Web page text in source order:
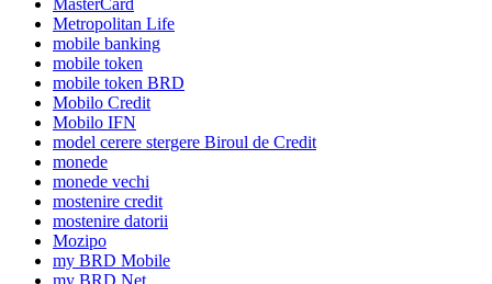
Metropolitan Life
mobile banking
mobile token
mobile token BRD
Mobilo Credit
Mobilo IFN
model cerere stergere Biroul de Credit
monede
monede vechi
mostenire credit
mostenire datorii
Mozipo
my BRD Mobile
my BRD Net